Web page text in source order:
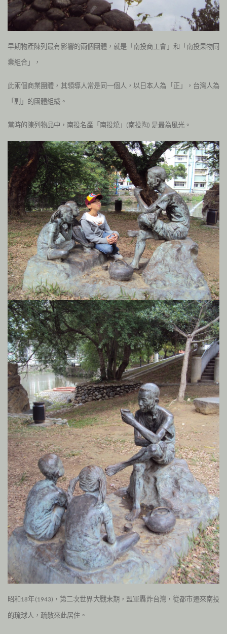
早期物產陳列最有影響的兩個團體，就是「南投商工會」和「南投果物同
業組合」，
此兩個商業團體，其領導人常是同一個人，以日本人為「正」，台灣人為
「副」的團體組織。
當時的陳列物品中，南投名產「南投燒」 (南投陶) 是最為風光。
昭和18年(1943) ，第二次世界大戰末期，盟軍轟炸台灣，從都市遷來南投
的琉球人，疏散來此居住。